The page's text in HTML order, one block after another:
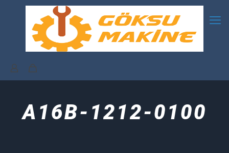
A16B-1212-0100